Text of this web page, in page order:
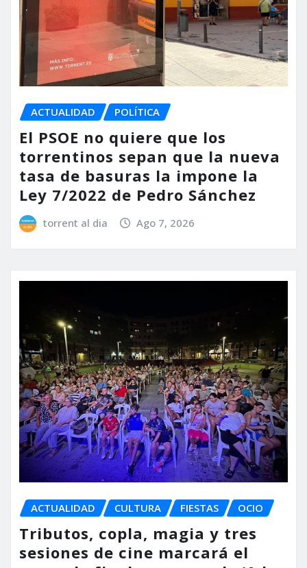
ACTUALIDAD POLÍTICA
El PSOE no quiere que los
torrentinos sepan que la nueva
tasa de basuras la impone la
Ley 7/2022 de Pedro Sánchez
torrent al dia Ago 7, 2026
ACTUALIDAD CULTURA FIESTAS OCIO
Tributos, copla, magia y tres
sesiones de cine marcará el